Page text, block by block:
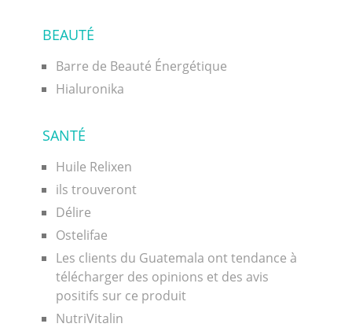
BEAUTÉ
Barre de Beauté Énergétique
Hialuronika
SANTÉ
Huile Relixen
ils trouveront
Délire
Ostelifae
Les clients du Guatemala ont tendance à
télécharger des opinions et des avis
positifs sur ce produit
NutriVitalin